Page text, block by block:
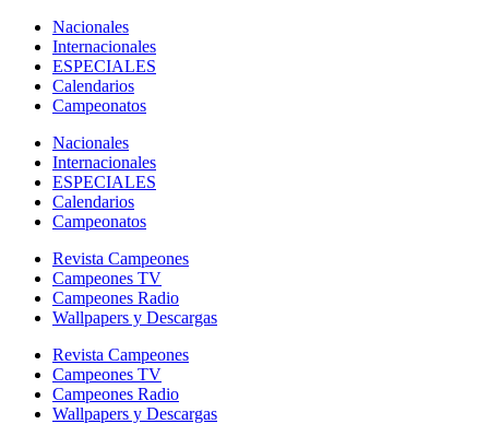
Nacionales
Internacionales
ESPECIALES
Calendarios
Campeonatos
Nacionales
Internacionales
ESPECIALES
Calendarios
Campeonatos
Revista Campeones
Campeones TV
Campeones Radio
Wallpapers y Descargas
Revista Campeones
Campeones TV
Campeones Radio
Wallpapers y Descargas